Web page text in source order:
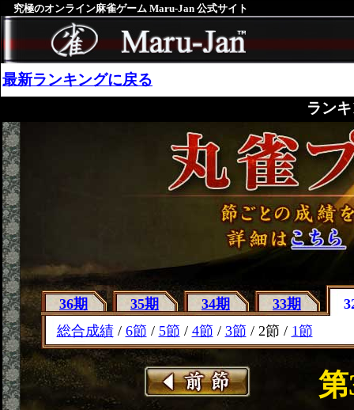
究極のオンライン麻雀ゲーム Maru-Jan 公式サイト
最新ランキングに戻る
ラン
36期 35期 34期 33期
総合成績/ 6節 / 5節 / 4節 / 3節 / 2節 / 1節
第